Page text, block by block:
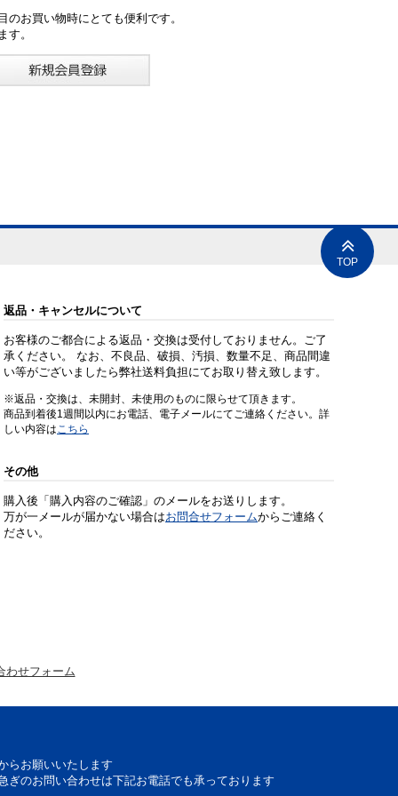
お買い物時にとても便利です。
す。
TOP
返品・キャンセルについて
お客様のご都合による返品・交換は受付しておりません。ご了
承ください。 なお、不良品、破損、汚損、数量不足、商品間違
い等がございましたら弊社送料負担にてお取り替え致します。
※返品・交換は、未開封、未使用のものに限らせて頂きます。
商品到着後1週間以内にお電話、電子メールにてご連絡ください。詳
しい内容はこちら
その他
購入後「購入内容のご確認」のメールをお送りします。
万が一メールが届かない場合はお問合せフォームからご連絡く
ださい。
わせフォーム
らお願いいたします
ぎのお問い合わせは下記お電話でも承っております